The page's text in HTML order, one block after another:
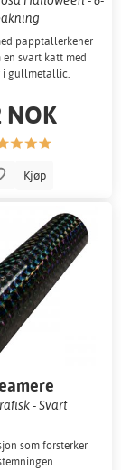
papptallerkener
en svart katt med
i gullmetallic.
NOK
Kjøp
- Svart
som forsterker